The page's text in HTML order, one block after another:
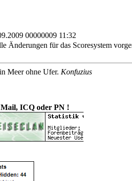
00000009 11:32
Änderungen für das Scoresystem
Meer ohne Ufer. Konfuzius
ICQ oder PN !